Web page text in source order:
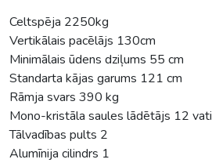
Celtspēja 2250kg
Vertikālais pacēlājs 130cm
Minimālais ūdens dziļums 55 cm
Standarta kājas garums 121 cm
Rāmja svars 390 kg
Mono-kristāla saules lādētājs 12 vati
Tālvadības pults 2
Alumīnija cilindrs 1